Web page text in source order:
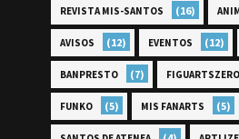
REVISTA MIS-SANTOS (16)
AVISOS (12) EVENTOS (12)
BANPRESTO (7) FIGUARTSZERO
FUNKO (5) MIS FANARTS (5)